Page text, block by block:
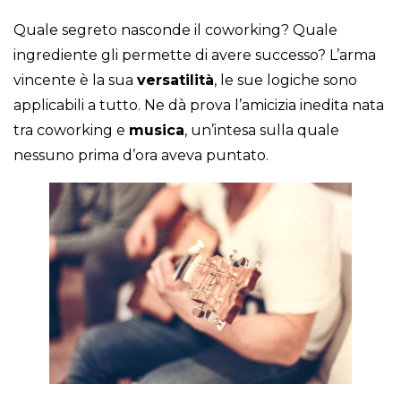
Quale segreto nasconde il coworking? Quale
ingrediente gli permette di avere successo? L’arma
vincente è la sua versatilità, le sue logiche sono
applicabili a tutto. Ne dà prova l’amicizia inedita nata
tra coworking e musica, un’intesa sulla quale
nessuno prima d’ora aveva puntato.